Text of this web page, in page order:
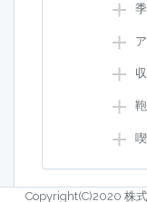
Copyright(C)2020 株